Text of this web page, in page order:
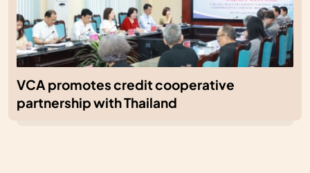
VCA promotes credit cooperative
partnership with Thailand